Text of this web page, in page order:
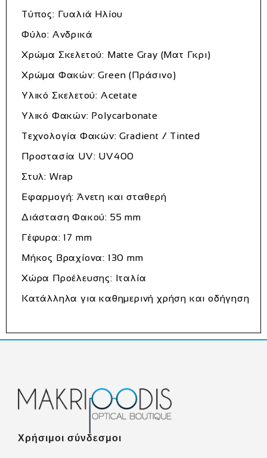
Τύπος: Γυαλιά Ηλίου
Φύλο: Ανδρικά
Χρώμα Σκελετού: Matte Gray (Ματ Γκρι)
Χρώμα Φακών: Green (Πράσινο)
Υλικό Σκελετού: Acetate
Υλικό Φακών: Polycarbonate
Τεχνολογία Φακών: Gradient / Tinted
Προστασία UV: UV400
Στυλ: Wrap
Εφαρμογή: Άνετη και σταθερή
Διάσταση Φακού: 55 mm
Γέφυρα: 17 mm
Μήκος Βραχίονα: 130 mm
Χώρα Προέλευσης: Ιταλία
Κατάλληλα για καθημερινή χρήση και οδήγηση
Χρήσιμοι σύνδεσμοι